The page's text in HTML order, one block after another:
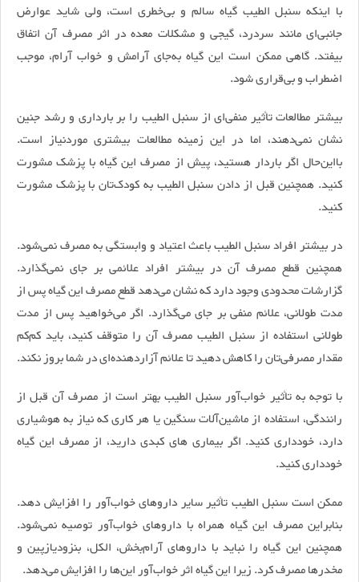
با اینکه سنبل الطیب گیاه سالم و بی‌خطری است، ولی شاید عوارض
جانبی‌ای مانند سردرد، گیجی و مشکلات معده در اثر مصرف آن اتفاق
بیفتد. گاهی ممکن است این گیاه به‌جای آرامش و خواب‌ آرام، موجب
اضطراب و بی‌قراری شود.
بیشتر مطالعات تأثیر منفی‌ای از سنبل الطیب را بر بارداری و رشد جنین
نشان نمی‌دهند، اما در این زمینه مطالعات بیشتری موردنیاز است.
بااین‌حال اگر باردار هستید، پیش از مصرف این گیاه با پزشک مشورت
کنید. همچنین قبل از دادن سنبل الطیب به کودک‌تان با پزشک مشورت
کنید.
در بیشتر افراد سنبل الطیب باعث اعتیاد و وابستگی به مصرف نمی‌شود.
همچنین قطع مصرف آن در بیشتر افراد علائمی بر جای نمی‌گذارد.
گزارشات محدودی وجود دارد که نشان می‌دهد قطع مصرف این گیاه پس از
مدت طولانی، علائم منفی بر جای می‌گذارد. اگر می‌خواهید پس از مدت
طولانی استفاده از سنبل الطیب مصرف آن را متوقف کنید، باید کم‌کم
مقدار مصرفی‌تان را کاهش دهید تا علائم آزاردهنده‌ای در شما بروز نکند.
با توجه به تأثیر خواب‌آور سنبل الطیب بهتر است از مصرف آن قبل از
رانندگی، استفاده از ماشین‌آلات سنگین یا هر کاری که نیاز به هوشیاری
دارد، خودداری کنید. اگر بیماری های کبدی دارید، از مصرف این گیاه
خودداری کنید.
ممکن است سنبل الطیب تأثیر سایر داروهای خواب‌آور را افزایش دهد.
بنابراین مصرف این گیاه همراه با داروهای خواب‌آور توصیه نمی‌شود.
همچنین این گیاه را نباید با داروهای آرام‌بخش، الکل، بنزودیازپین و
مخدرها مصرف کرد. زیرا این گیاه اثر خواب‌آور این‌ها را افزایش می‌دهد.